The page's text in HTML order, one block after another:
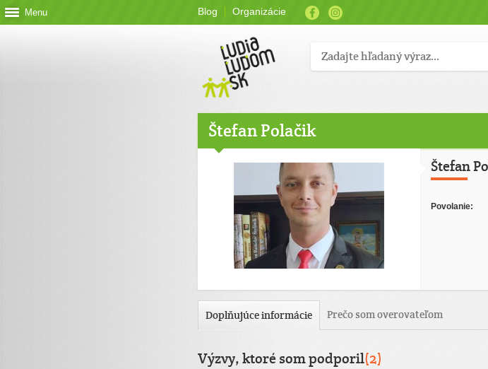
Menu Blog Organizácie
Štefan Polačik
Štefan
Povolanie:
Doplňujúce informácie Prečo som overovateľom
Výzvy, ktoré som podporil(2)